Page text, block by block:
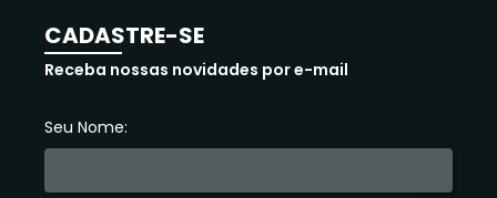
CADASTRE-SE
Receba nossas novidades por e-mail
Seu Nome: